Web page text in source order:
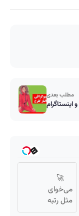
مطلب بعدی
🚀
می‌خوای
مثل رتبه
برترا